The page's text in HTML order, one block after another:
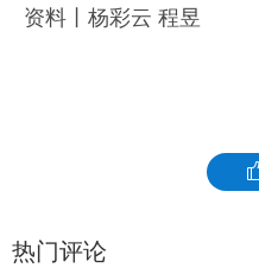
资料丨杨彩云 程昱
热门评论